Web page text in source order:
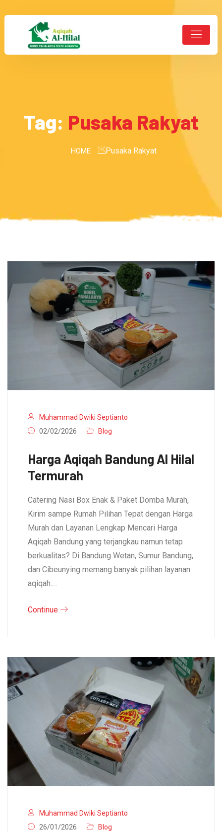
Tag: Pusaka Rakyat
HOME Pusaka Rakyat
Muhammad Dwiki Septianto
02/02/2026
Blog
Harga Aqiqah Bandung Al Hilal
Termurah
Catering Nasi Box Enak & Paket Domba Murah,
Kirim sampe Rumah Pilihan Tepat dengan Harga
Murah dan Layanan Lengkap Mencari Harga
Aqiqah Bandung yang terjangkau namun tetap
berkualitas? Di Bandung Wetan, Sumur Bandung,
dan Cibeunying memang banyak pilihan layanan
aqiqah.…
Continue
Muhammad Dwiki Septianto
26/01/2026
Blog